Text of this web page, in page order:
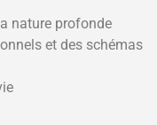
nature profonde
et des schémas